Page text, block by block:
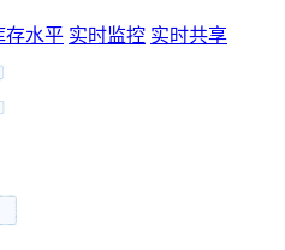
存水平 实时监控 实时共享